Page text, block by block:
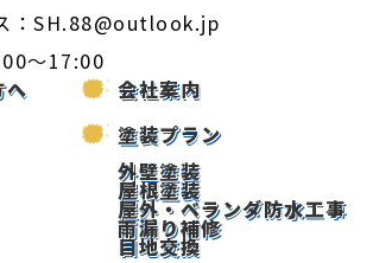
：SH.88@outlook.jp
～17:00
へ
会社案内
塗装プラン
外壁塗装
屋根塗装
屋外・ベランダ防水工事
雨漏り補修
目地交換